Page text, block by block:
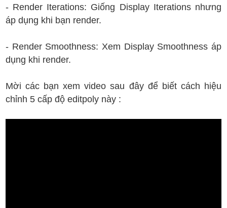
- Render Iterations: Giống Display Iterations nhưng
áp dụng khi bạn render.
- Render Smoothness: Xem Display Smoothness áp
dụng khi render.
Mời các bạn xem video sau đây để biết cách hiệu
chỉnh 5 cấp độ editpoly này :